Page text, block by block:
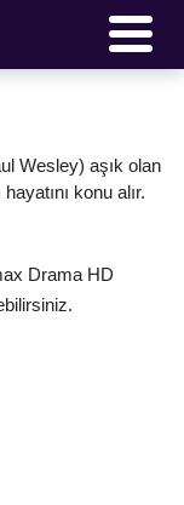
Wesley) aşık olan
konu alır.
Drama HD